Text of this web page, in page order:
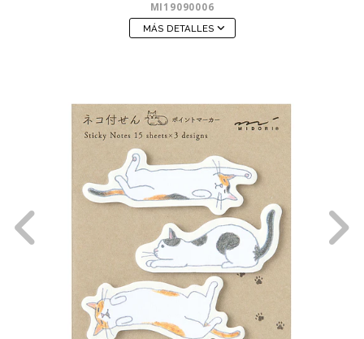
MI19090006
MÁS DETALLES